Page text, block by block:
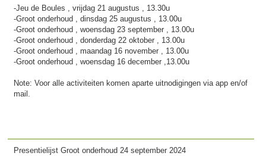
-Jeu de Boules , vrijdag 21 augustus , 13.30u
-Groot onderhoud , dinsdag 25 augustus , 13.00u
-Groot onderhoud , woensdag 23 september , 13.00u
-Groot onderhoud , donderdag 22 oktober , 13.00u
-Groot onderhoud , maandag 16 november , 13.00u
-Groot onderhoud , woensdag 16 december ,13.00u
Note: Voor alle activiteiten komen aparte uitnodigingen via app en/of
mail.
Presentielijst Groot onderhoud 24 september 2024